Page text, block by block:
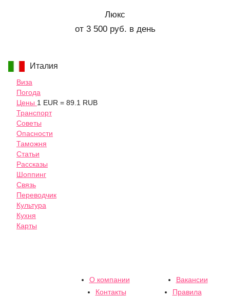
Люкс
от 3 500 руб. в день
Италия
Виза
Погода
Цены 1 EUR = 89.1 RUB
Транспорт
Советы
Опасности
Таможня
Статьи
Рассказы
Шоппинг
Связь
Переводчик
Культура
Кухня
Карты
О компании
Вакансии
Контакты
Правила